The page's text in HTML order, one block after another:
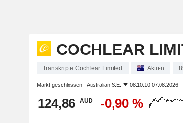
COCHLEAR
Transkripte Cochlear Limited Aktien
Markt geschlossen -Australian S.E. 08:10:10 07.08.2026
124,86 AUD -0,90 %